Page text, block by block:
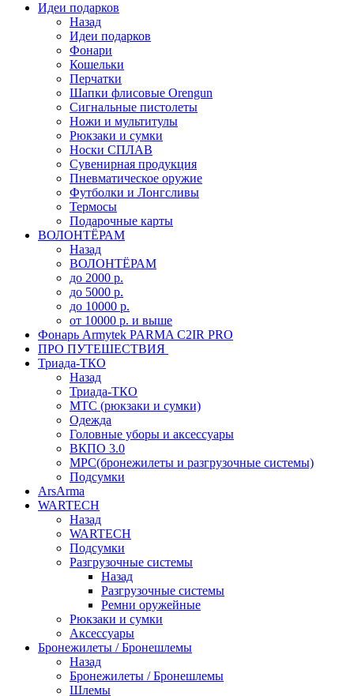
Идеи подарков
Назад
Идеи подарков
Фонари
Кошельки
Перчатки
Шапки флисовые Orengun
Сигнальные пистолеты
Ножи и мультитулы
Рюкзаки и сумки
Носки СПЛАВ
Сувенирная продукция
Пневматическое оружие
Футболки и Лонгсливы
Термосы
Подарочные карты
ВОЛОНТЁРАМ
Назад
ВОЛОНТЁРАМ
до 2000 р.
до 5000 р.
до 10000 р.
от 10000 р. и выше
Фонарь Armytek PARMA C2IR PRO
ПРО ПУТЕШЕСТВИЯ
Триада-ТКО
Назад
Триада-ТКО
МТС (рюкзаки и сумки)
Одежда
Головные уборы и аксессуары
ВКПО 3.0
МРС(бронежилеты и разгрузочные системы)
Подсумки
ArsArma
WARTECH
Назад
WARTECH
Подсумки
Разгрузочные системы
Назад
Разгрузочные системы
Ремни оружейные
Рюкзаки и сумки
Аксессуары
Бронежилеты / Бронешлемы
Назад
Бронежилеты / Бронешлемы
Шлемы